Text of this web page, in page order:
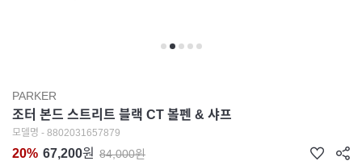
PARKER
조터 본드 스트리트 블랙 CT 볼펜 & 샤프
모델명 - 8802031657879
20% 67,200원 84,000원